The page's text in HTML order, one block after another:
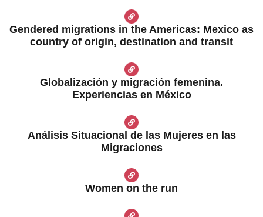
Gendered migrations in the Americas: Mexico as
country of origin, destination and transit
Globalización y migración femenina.
Experiencias en México
Análisis Situacional de las Mujeres en las
Migraciones
Women on the run